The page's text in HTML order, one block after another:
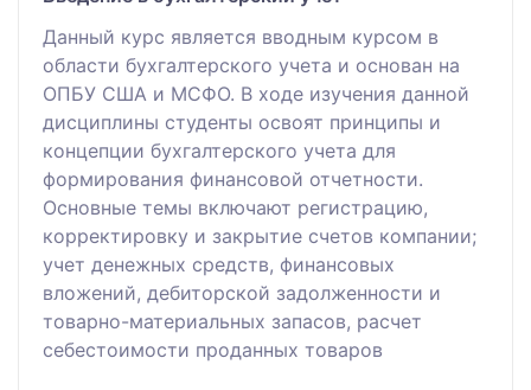
Данный курс является вводным курсом в
области бухгалтерского учета и основан на
ОПБУ США и МСФО. В ходе изучения данной
дисциплины студенты освоят принципы и
концепции бухгалтерского учета для
формирования финансовой отчетности.
Основные темы включают регистрацию,
корректировку и закрытие счетов компании;
учет денежных средств, финансовых
вложений, дебиторской задолженности и
товарно-материальных запасов, расчет
себестоимости проданных товаров